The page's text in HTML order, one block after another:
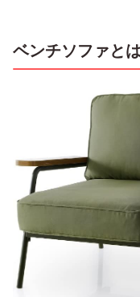
ベンチソファと